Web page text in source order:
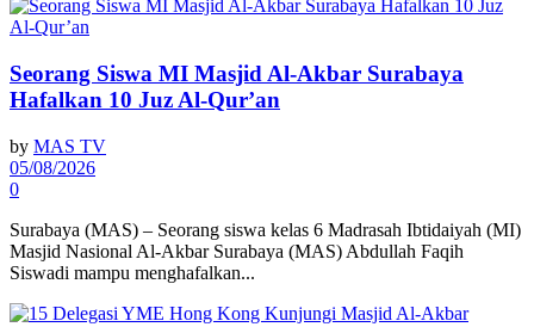
Seorang Siswa MI Masjid Al-Akbar Surabaya
Hafalkan 10 Juz Al-Qur’an
by MAS TV
05/08/2026
0
Surabaya (MAS) – Seorang siswa kelas 6 Madrasah Ibtidaiyah (MI)
Masjid Nasional Al-Akbar Surabaya (MAS) Abdullah Faqih
Siswadi mampu menghafalkan...